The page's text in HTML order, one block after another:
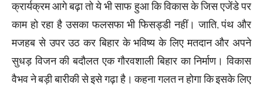
क्रार्यक्रम आगे बढ़ा तो ये भी साफ हुआ कि विकास के जिस एजेंडे पर
काम हो रहा है उसका फलसफा भी फिसड्डी नहीं। जाति, पंथ और
मजहब से उपर उठ कर बिहार के भविष्य के लिए मतदान और अपने
सुधड़ विजन की बदौलत एक गौरवशाली बिहार का निर्माण। विकास
वैभव ने बड़ी बारीकी से इसे गढ़ा है। कहना गलत न होगा कि इसके लिए